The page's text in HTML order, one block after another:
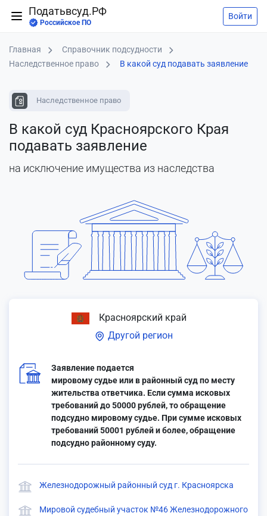
Податьвсуд.РФ
Российское ПО
Войти
Главная
Справочник подсудности
Наследственное право
В какой суд подавать заявление
Наследственное право
В какой суд Красноярского Края
подавать заявление
на исключение имущества из наследства
Красноярский край
Другой регион
Заявление подается
мировому судье или в районный суд по месту
жительства ответчика. Если сумма исковых
требований до 50000 рублей, то обращение
подсудно мировому судье. При сумме исковых
требований 50001 рублей и более, обращение
подсудно районному суду.
Железнодорожный районный суд г. Красноярска
Мировой судебный участок №46 Железнодорожного